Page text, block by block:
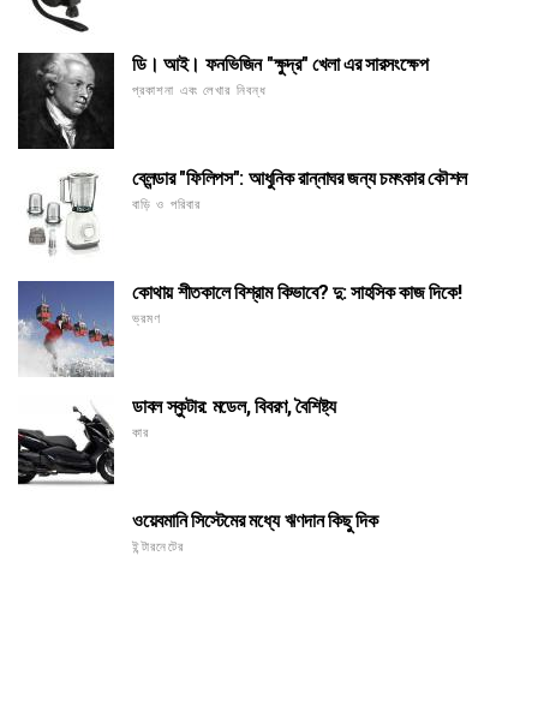
ডি। আই। ফনভিজিন "ক্ষুদ্র" খেলা এর সারসংক্ষেপ
প্রকাশনা এবং লেখার নিবন্ধ
ব্লেন্ডার "ফিলিপস": আধুনিক রান্নাঘর জন্য চমৎকার কৌশল
বাড়ি ও পরিবার
কোথায় শীতকালে বিশ্রাম কিভাবে? দু: সাহসিক কাজ দিকে!
ভ্রমণ
ডাবল স্কুটার: মডেল, বিবরণ, বৈশিষ্ট্য
কার
ওয়েবমানি সিস্টেমের মধ্যে ঋণদান কিছু দিক
ইন্টারনেটের